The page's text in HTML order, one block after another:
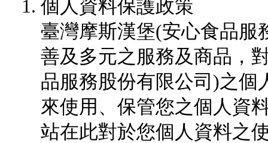
個人資料保護政策
臺灣摩斯漢堡(安心食品服
善及多元之服務及商品，
品服務股份有限公司)之個
來使用、保管您之個人資
站在此對於您個人資料之